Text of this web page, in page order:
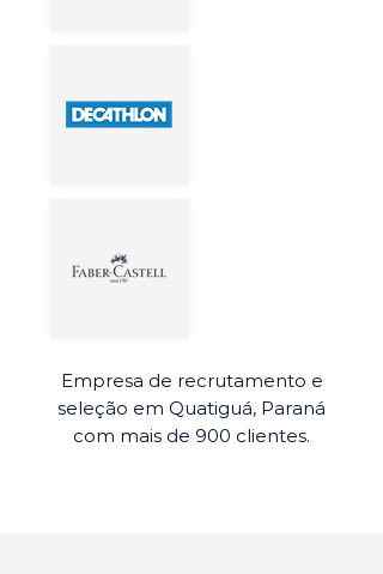
Empresa de recrutamento e
seleção em Quatiguá, Paraná
com mais de 900 clientes.